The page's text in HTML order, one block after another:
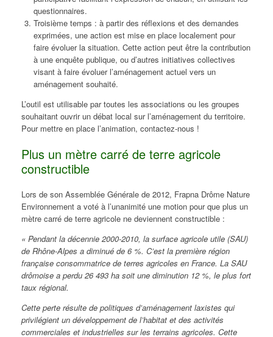
questionnaires.
Troisième temps : à partir des réflexions et des demandes
exprimées, une action est mise en place localement pour
faire évoluer la situation. Cette action peut être la contribution
à une enquête publique, ou d’autres initiatives collectives
visant à faire évoluer l’aménagement actuel vers un
aménagement souhaité.
L’outil est utilisable par toutes les associations ou les groupes
souhaitant ouvrir un débat local sur l’aménagement du territoire.
Pour mettre en place l’animation, contactez-nous !
Plus un mètre carré de terre agricole
constructible
Lors de son Assemblée Générale de 2012, Frapna Drôme Nature
Environnement a voté à l’unanimité une motion pour que plus un
mètre carré de terre agricole ne deviennent constructible :
« Pendant la décennie 2000-2010, la surface agricole utile (SAU)
de Rhône-Alpes a diminué de 6 %. C’est la première région
française consommatrice de terres agricoles en France. La SAU
drômoise a perdu 26 493 ha soit une diminution 12 %, le plus fort
taux régional.
Cette perte résulte de politiques d’aménagement laxistes qui
privilégient un développement de l’habitat et des activités
commerciales et industrielles sur les terrains agricoles. Cette